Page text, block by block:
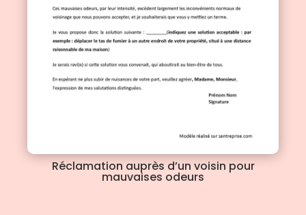
Réclamation auprès d’un voisin pour
mauvaises odeurs